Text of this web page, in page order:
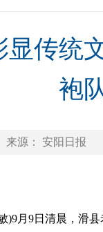
显传统
袍
来源： 安阳日报
月9日清晨，滑县